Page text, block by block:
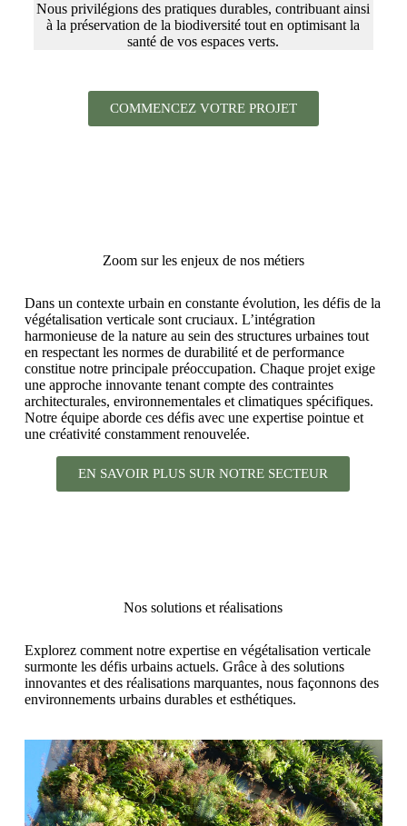
Nous privilégions des pratiques durables, contribuant ainsi
à la préservation de la biodiversité tout en optimisant la
santé de vos espaces verts.
COMMENCEZ VOTRE PROJET
Zoom sur les enjeux de nos métiers
Dans un contexte urbain en constante évolution, les défis de la
végétalisation verticale sont cruciaux. L’intégration
harmonieuse de la nature au sein des structures urbaines tout
en respectant les normes de durabilité et de performance
constitue notre principale préoccupation. Chaque projet exige
une approche innovante tenant compte des contraintes
architecturales, environnementales et climatiques spécifiques.
Notre équipe aborde ces défis avec une expertise pointue et
une créativité constamment renouvelée.
EN SAVOIR PLUS SUR NOTRE SECTEUR
Nos solutions et réalisations
Explorez comment notre expertise en végétalisation verticale
surmonte les défis urbains actuels. Grâce à des solutions
innovantes et des réalisations marquantes, nous façonnons des
environnements urbains durables et esthétiques.